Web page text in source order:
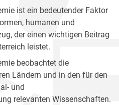
ist ein bedeutender Faktor
humanen und
der einen wichtigen Beitrag
leistet.
beobachtet die
Ländern und in den für den
und
relevanten Wissenschaften.